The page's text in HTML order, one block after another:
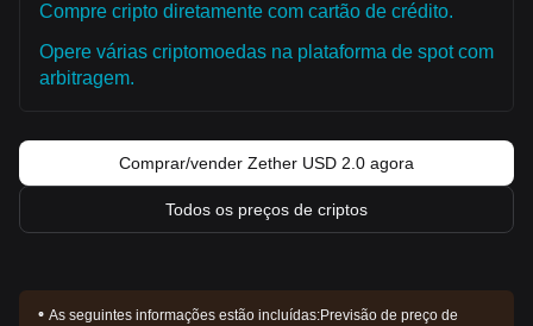
Compre cripto diretamente com cartão de crédito.
Opere várias criptomoedas na plataforma de spot com
arbitragem.
Comprar/vender Zether USD 2.0 agora
Todos os preços de criptos
As seguintes informações estão incluídas:Previsão de preço de